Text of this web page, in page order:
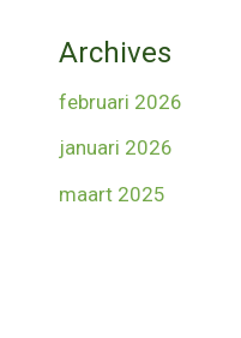
Archives
februari 2026
januari 2026
maart 2025